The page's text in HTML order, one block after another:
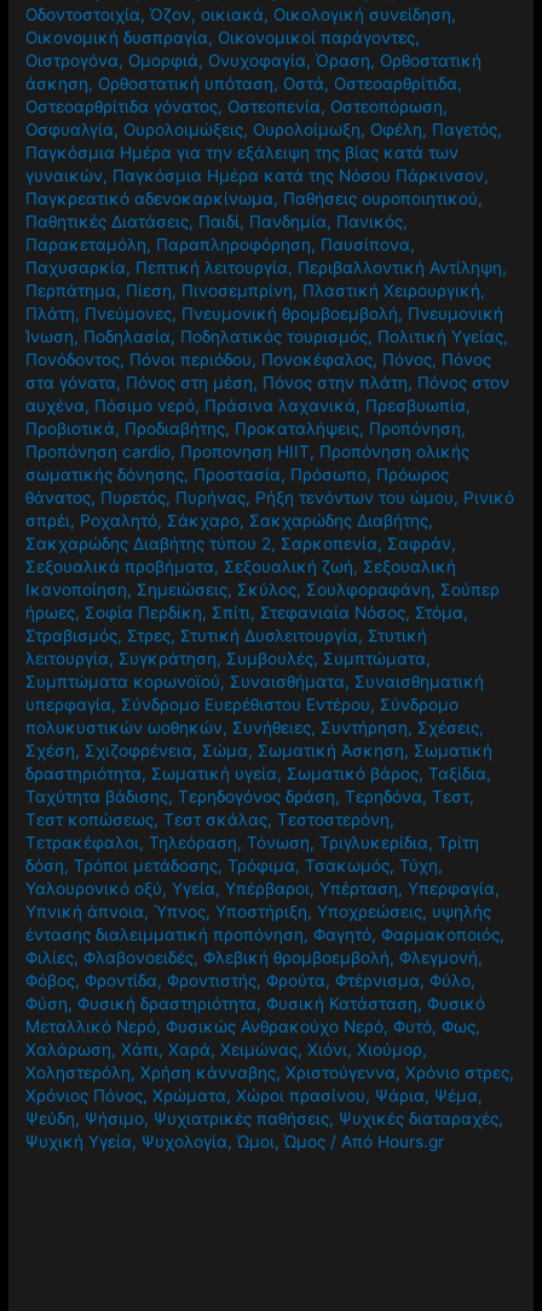
Οδοντοστοιχία,Όζον,οικιακά, Οικολογική συνείδηση,
Οικονομική δυσπραγία, Οικονομικοί παράγοντες,
Οιστρογόνα, Ομορφιά, Ονυχοφαγία,Όραση, Ορθοστατική
άσκηση, Ορθοστατική υπόταση, Οστά, Οστεοαρθρίτιδα,
Οστεοαρθρίτιδα γόνατος, Οστεοπενία, Οστεοπόρωση,
Οσφυαλγία, Ουρολοιμώξεις, Ουρολοίμωξη, Οφέλη, Παγετός,
Παγκόσμια Ημέρα για την εξάλειψη της βίας κατά των
γυναικών, Παγκόσμια Ημέρα κατά της Νόσου Πάρκινσον,
Παγκρεατικό αδενοκαρκίνωμα, Παθήσεις ουροποιητικού,
Παθητικές Διατάσεις, Παιδί, Πανδημία, Πανικός,
Παρακεταμόλη, Παραπληροφόρηση, Παυσίπονα,
Παχυσαρκία, Πεπτική λειτουργία, Περιβαλλοντική Αντίληψη,
Περπάτημα, Πίεση, Πινοσεμπρίνη, Πλαστική Χειρουργική,
Πλάτη, Πνεύμονες, Πνευμονική θρομβοεμβολή, Πνευμονική
Ίνωση, Ποδηλασία, Ποδηλατικός τουρισμός, Πολιτική Υγείας,
Πονόδοντος, Πόνοι περιόδου, Πονοκέφαλος, Πόνος, Πόνος
στα γόνατα, Πόνος στη μέση, Πόνος στην πλάτη, Πόνος στον
αυχένα, Πόσιμο νερό, Πράσινα λαχανικά, Πρεσβυωπία,
Προβιοτικά, Προδιαβήτης, Προκαταλήψεις, Προπόνηση,
Προπόνηση cardio, Προπονηση HIIT, Προπόνηση ολικής
σωματικής δόνησης, Προστασία, Πρόσωπο, Πρόωρος
θάνατος, Πυρετός, Πυρήνας, Ρήξη τενόντων του ώμου, Ρινικό
σπρέι, Ροχαλητό, Σάκχαρο, Σακχαρώδης Διαβήτης,
Σακχαρώδης Διαβήτης τύπου 2, Σαρκοπενία, Σαφράν,
Σεξουαλικά προβήματα, Σεξουαλική ζωή, Σεξουαλική
Ικανοποίηση, Σημειώσεις, Σκύλος, Σουλφοραφάνη, Σούπερ
ήρωες, Σοφία Περδίκη, Σπίτι, Στεφανιαία Νόσος, Στόμα,
Στραβισμός, Στρες, Στυτική Δυσλειτουργία, Στυτική
λειτουργία, Συγκράτηση, Συμβουλές, Συμπτώματα,
Συμπτώματα κορωνοϊού, Συναισθήματα, Συναισθηματική
υπερφαγία, Σύνδρομο Ευερέθιστου Εντέρου, Σύνδρομο
πολυκυστικών ωοθηκών, Συνήθειες, Συντήρηση, Σχέσεις,
Σχέση, Σχιζοφρένεια, Σώμα, Σωματική Άσκηση, Σωματική
δραστηριότητα, Σωματική υγεία, Σωματικό βάρος,Ταξίδια,
Ταχύτητα βάδισης,Τερηδογόνος δράση,Τερηδόνα,Τεστ,
Τεστ κοπώσεως,Τεστ σκάλας,Τεστοστερόνη,
Τετρακέφαλοι,Τηλεόραση,Τόνωση,Τριγλυκερίδια,Τρίτη
δόση,Τρόποι μετάδοσης,Τρόφιμα,Τσακωμός,Τύχη,
Υαλουρονικό οξύ,Υγεία,Υπέρβαροι,Υπέρταση,Υπερφαγία,
Υπνική άπνοια,Ύπνος,Υποστήριξη,Υποχρεώσεις, υψηλής
έντασης διαλειμματική προπόνηση,Φαγητό,Φαρμακοποιός,
Φιλίες,Φλαβονοειδές,Φλεβική θρομβοεμβολή,Φλεγμονή,
Φόβος,Φροντίδα,Φροντιστής,Φρούτα,Φτέρνισμα,Φύλο,
Φύση,Φυσική δραστηριότητα,Φυσική Κατάσταση,Φυσικό
Μεταλλικό Νερό,Φυσικώς Ανθρακούχο Νερό,Φυτό,Φως,
Χαλάρωση,Χάπι,Χαρά,Χειμώνας,Χιόνι,Χιούμορ,
Χοληστερόλη,Χρήση κάνναβης,Χριστούγεννα,Χρόνιο στρες,
Χρόνιος Πόνος,Χρώματα,Χώροι πρασίνου, Ψάρια, Ψέμα,
Ψεύδη, Ψήσιμο, Ψυχιατρικές παθήσεις, Ψυχικές διαταραχές,
Ψυχική Υγεία, Ψυχολογία,Ώμοι,Ώμος / Από Hours.gr